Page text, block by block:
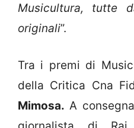
Musicultura, tutte
originali”.
Tra i premi di
della Critica Cna
Mimosa. A